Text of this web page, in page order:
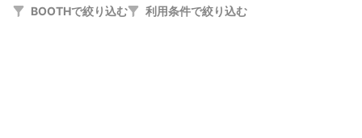
BOOTHで絞り込む 利用条件で絞り込む